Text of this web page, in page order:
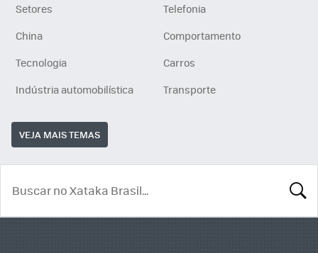
Setores
Telefonia
China
Comportamento
Tecnologia
Carros
Indústria automobilística
Transporte
VEJA MAIS TEMAS